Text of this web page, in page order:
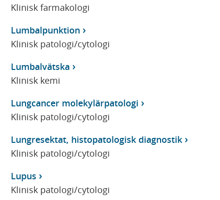
Klinisk farmakologi
Lumbalpunktion
Klinisk patologi/cytologi
Lumbalvätska
Klinisk kemi
Lungcancer molekylärpatologi
Klinisk patologi/cytologi
Lungresektat, histopatologisk diagnostik
Klinisk patologi/cytologi
Lupus
Klinisk patologi/cytologi